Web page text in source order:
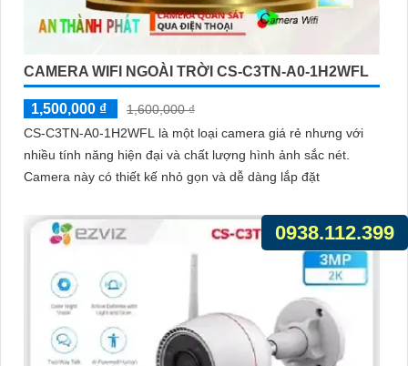
CAMERA WIFI NGOÀI TRỜI CS-C3TN-A0-1H2WFL
1,500,000 ₫
1,600,000 ₫
CS-C3TN-A0-1H2WFL là một loại camera giá rẻ nhưng với
nhiều tính năng hiện đại và chất lượng hình ảnh sắc nét.
Camera này có thiết kế nhỏ gọn và dễ dàng lắp đặt
0938.112.399